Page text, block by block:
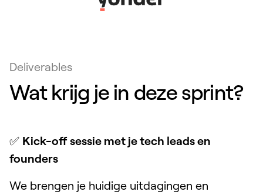
Deliverables
Wat krijg je in deze sprint?
✅ Kick-off sessie met je tech leads en
founders
We brengen je huidige uitdagingen en